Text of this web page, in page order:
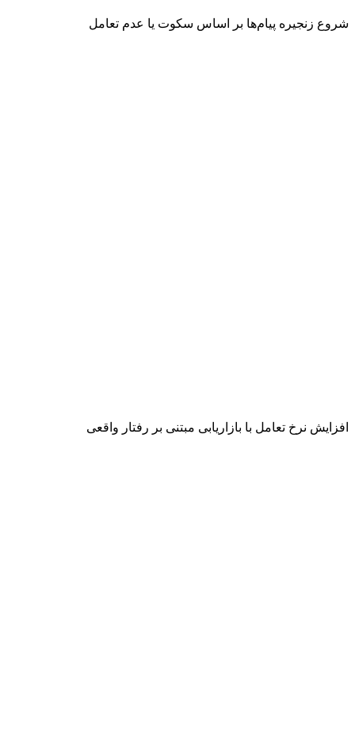
شروع زنجیره پیام‌ها بر اساس سکوت یا عدم تعامل
افزایش نرخ تعامل با بازاریابی مبتنی بر رفتار واقعی